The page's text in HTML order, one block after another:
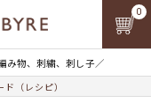
み物、刺繍、刺し子／
0
（レシピ）